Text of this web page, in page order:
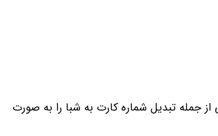
جمله تبدیل شماره کارت به شبا را به صورت